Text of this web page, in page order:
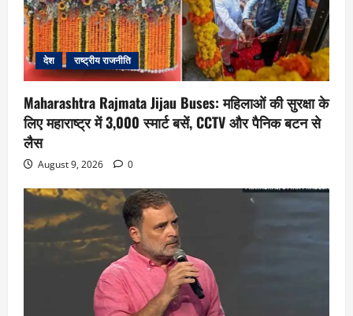
देश राष्ट्रीय राजनीति
Maharashtra Rajmata Jijau Buses: महिलाओं की सुरक्षा के
लिए महाराष्ट्र में 3,000 स्मार्ट बसें, CCTV और पैनिक बटन से
लैस
August 9, 2026 0